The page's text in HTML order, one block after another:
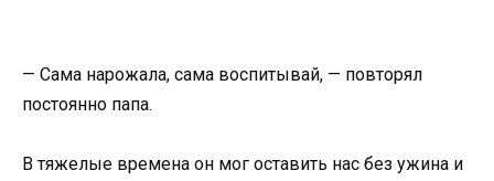
— Сама нарожала, сама воспитывай, — повторял
постоянно папа.
В тяжелые времена он мог оставить нас без ужина и